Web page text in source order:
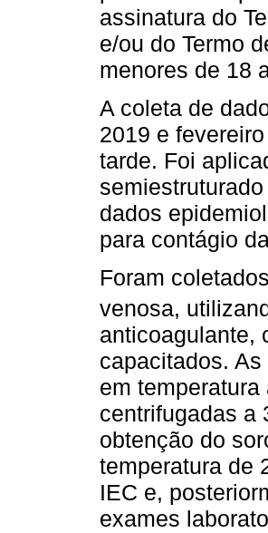
assinatura do
e/ou do Termo
menores de 18
A coleta de
2019 e
tarde. Foi
dados
para contágio
Foram
venosa,
anticoagulante,
capacitados.
em
centrifugadas a
obtenção do
temperatura de
IEC e,
exames